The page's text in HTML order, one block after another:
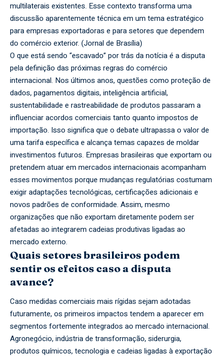
multilaterais existentes. Esse contexto transforma uma
discussão aparentemente técnica em um tema estratégico
para empresas exportadoras e para setores que dependem
do comércio exterior. (Jornal de Brasília)
O que está sendo “escavado” por trás da notícia é a disputa
pela definição das próximas regras do comércio
internacional. Nos últimos anos, questões como proteção de
dados, pagamentos digitais, inteligência artificial,
sustentabilidade e rastreabilidade de produtos passaram a
influenciar acordos comerciais tanto quanto impostos de
importação. Isso significa que o debate ultrapassa o valor de
uma tarifa específica e alcança temas capazes de moldar
investimentos futuros. Empresas brasileiras que exportam ou
pretendem atuar em mercados internacionais acompanham
esses movimentos porque mudanças regulatórias costumam
exigir adaptações tecnológicas, certificações adicionais e
novos padrões de conformidade. Assim, mesmo
organizações que não exportam diretamente podem ser
afetadas ao integrarem cadeias produtivas ligadas ao
mercado externo.
Quais setores brasileiros podem
sentir os efeitos caso a disputa
avance?
Caso medidas comerciais mais rígidas sejam adotadas
futuramente, os primeiros impactos tendem a aparecer em
segmentos fortemente integrados ao mercado internacional.
Agronegócio, indústria de transformação, siderurgia,
produtos químicos, tecnologia e cadeias ligadas à exportação